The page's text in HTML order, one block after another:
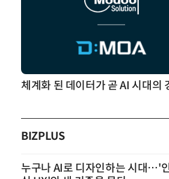
BIZPLUS
누구나 AI로 디자인하는 시대…'